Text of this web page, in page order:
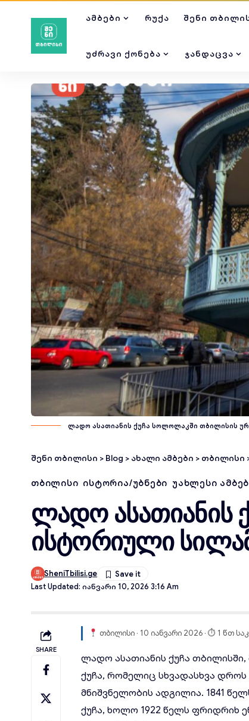
ᲐᲛᲑᲔᲑᲘ ᲠᲣᲥᲐ ᲨᲔᲜᲘ
ᲣᲫᲠᲐᲕᲘ ᲥᲝᲜᲔᲑᲐ ᲯᲐᲜᲓᲐᲪᲕᲐ
ლადო ასათიანის ქუჩა სოლოლაკში თბილისის
შენი თბილისი > Blog > ახალი ამბები > თბილისი
ᲗᲑᲘᲚᲘᲡᲘ ᲘᲡᲢᲝᲠᲘᲐ/ᲣᲑᲜᲔᲑᲘ ᲣᲐᲮᲚᲔᲡᲘ
ლადო ასათიანის
ისტორიული
Last Updated: Იანვარი 10, 2026 3:16 Am
SheniTbilisi.ge
SHARE
თბილისი · 10 იანვარი 2026 · ⏱ 1 წთ
ლადო ასათიანის ქუჩა თბილისში,
ქუჩა, რომელიც სხვადასხვა
მნიშვნელობის ადგილია. 1841
ქუჩა, ხოლო 1922 წელს ფრიდრიხ